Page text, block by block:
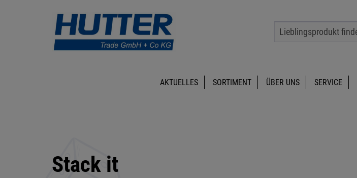
AKTUELLES SORTIMENT ÜBER UNS SERVICE
Stack it